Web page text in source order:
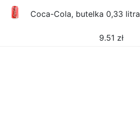
Coca-Cola, butelka 0,33 litra
9.51 zł